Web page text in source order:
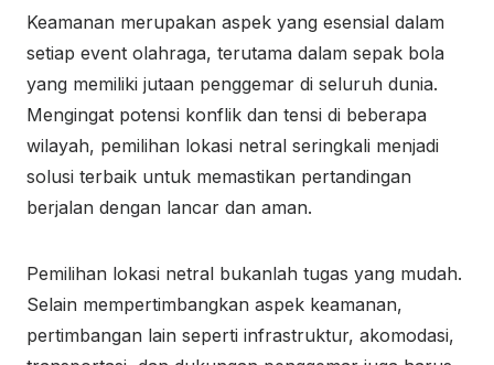
Keamanan merupakan aspek yang esensial dalam
setiap event olahraga, terutama dalam sepak bola
yang memiliki jutaan penggemar di seluruh dunia.
Mengingat potensi konflik dan tensi di beberapa
wilayah, pemilihan lokasi netral seringkali menjadi
solusi terbaik untuk memastikan pertandingan
berjalan dengan lancar dan aman.
Pemilihan lokasi netral bukanlah tugas yang mudah.
Selain mempertimbangkan aspek keamanan,
pertimbangan lain seperti infrastruktur, akomodasi,